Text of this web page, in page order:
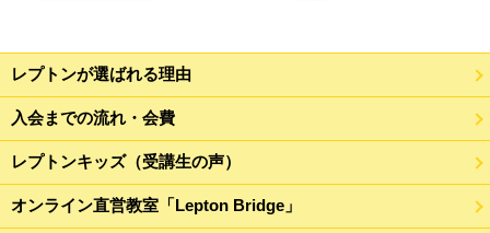
レプトンが選ばれる理由
入会までの流れ・会費
レプトンキッズ（受講生の声）
オンライン直営教室「Lepton Bridge」